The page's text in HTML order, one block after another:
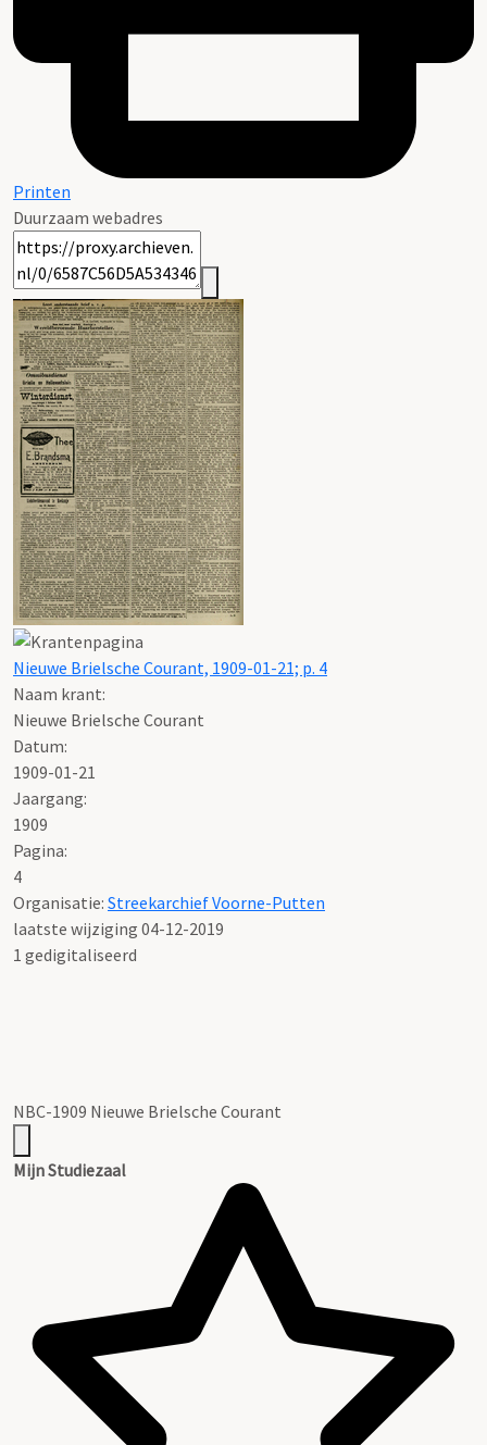
Printen
Duurzaam webadres
Nieuwe Brielsche Courant, 1909-01-21; p. 4
Naam krant:
Nieuwe Brielsche Courant
Datum:
1909-01-21
Jaargang:
1909
Pagina:
4
Organisatie: Streekarchief Voorne-Putten
laatste wijziging 04-12-2019
1 gedigitaliseerd
NBC-1909 Nieuwe Brielsche Courant
Mijn Studiezaal